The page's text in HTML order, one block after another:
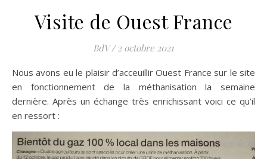
Visite de Ouest France
BdV / 2 octobre 2021
Nous avons eu le plaisir d’acceuillir Ouest France sur le site
en fonctionnement de la méthanisation la semaine
dernière. Après un échange très enrichissant voici ce qu’il
en ressort :